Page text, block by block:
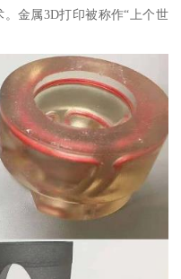
金属3D打印被称作“上个世